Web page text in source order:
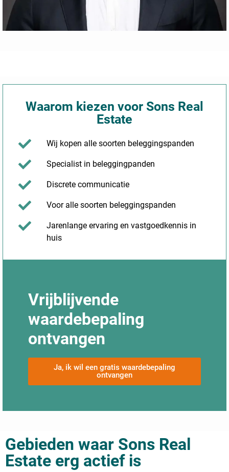
Waarom kiezen voor Sons Real
Estate
Wij kopen alle soorten beleggingspanden
Specialist in beleggingpanden
Discrete communicatie
Voor alle soorten beleggingspanden
Jarenlange ervaring en vastgoedkennis in
huis
Vrijblijvende
waardebepaling
ontvangen
Ja, ik wil een gratis waardebepaling
ontvangen
Gebieden waar Sons Real
Estate erg actief is